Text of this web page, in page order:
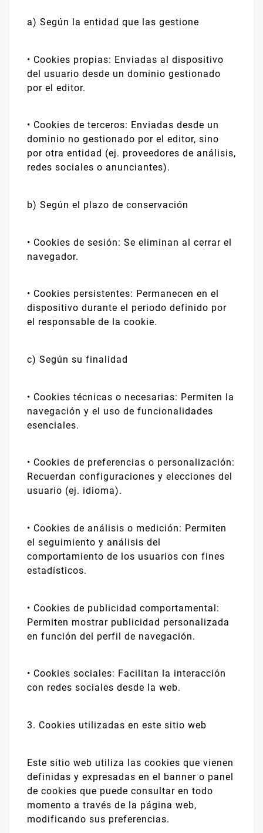
a) Según la entidad que las gestione
• Cookies propias: Enviadas al dispositivo
del usuario desde un dominio gestionado
por el editor.
• Cookies de terceros: Enviadas desde un
dominio no gestionado por el editor, sino
por otra entidad (ej. proveedores de análisis,
redes sociales o anunciantes).
b) Según el plazo de conservación
• Cookies de sesión: Se eliminan al cerrar el
navegador.
• Cookies persistentes: Permanecen en el
dispositivo durante el periodo definido por
el responsable de la cookie.
c) Según su finalidad
• Cookies técnicas o necesarias: Permiten la
navegación y el uso de funcionalidades
esenciales.
• Cookies de preferencias o personalización:
Recuerdan configuraciones y elecciones del
usuario (ej. idioma).
• Cookies de análisis o medición: Permiten
el seguimiento y análisis del
comportamiento de los usuarios con fines
estadísticos.
• Cookies de publicidad comportamental:
Permiten mostrar publicidad personalizada
en función del perfil de navegación.
• Cookies sociales: Facilitan la interacción
con redes sociales desde la web.
3. Cookies utilizadas en este sitio web
Este sitio web utiliza las cookies que vienen
definidas y expresadas en el banner o panel
de cookies que puede consultar en todo
momento a través de la página web,
modificando sus preferencias.